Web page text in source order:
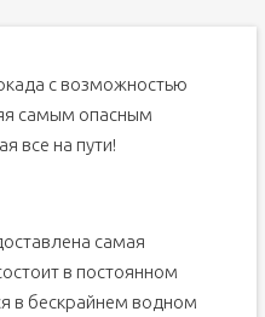
с возможностью
самым опасным
все на пути!
самая
в постоянном
в бескрайнем водном